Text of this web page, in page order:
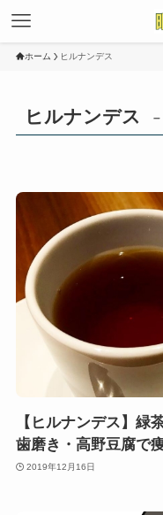
ホーム ヒルナンデス
ヒルナンデス
【ヒルナンデス】緑
歯磨き・高野豆腐で
2019年12月16日